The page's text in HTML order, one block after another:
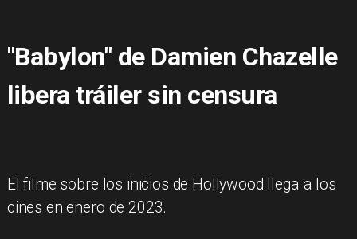
"Babylon" de Damien Chazelle
libera tráiler sin censura
El filme sobre los inicios de Hollywood llega a los
cines en enero de 2023.